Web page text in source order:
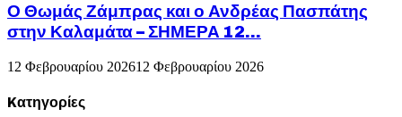
Ο Θωμάς Ζάμπρας και ο Ανδρέας Πασπάτης
στην Καλαμάτα – ΣΗΜΕΡΑ 12...
12 Φεβρουαρίου 202612 Φεβρουαρίου 2026
Kατηγορίες